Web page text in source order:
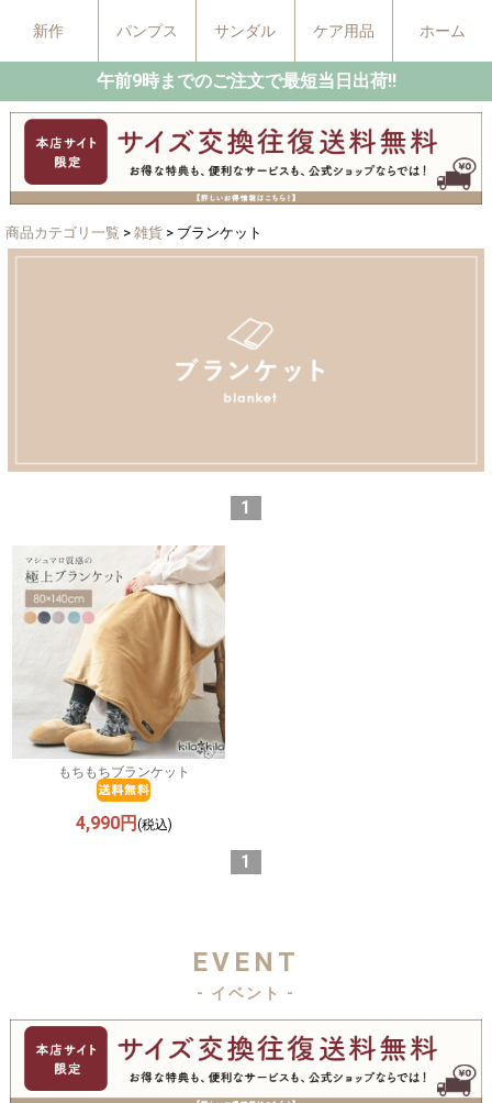
新作 パンプス サンダル ケア用品 ホーム
午前9時までのご注文で最短当日出荷!!
商品カテゴリ一覧 > 雑貨 > ブランケット
1
もちもちブランケット
4,990円(税込)
1
EVENT
- イベント -